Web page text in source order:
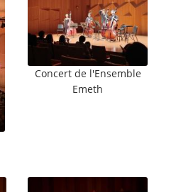
Concert de l'Ensemble
Emeth